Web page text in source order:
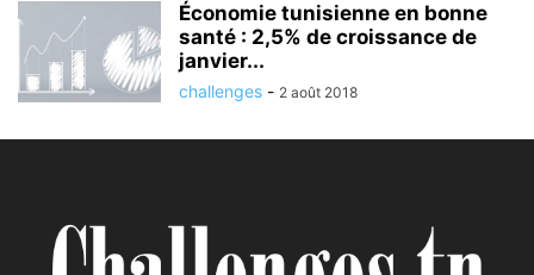
Économie tunisienne en bonne
santé : 2,5% de croissance de
janvier...
challenges - 2 août 2018